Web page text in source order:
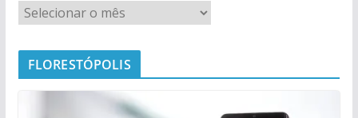
FLORESTÓPOLIS